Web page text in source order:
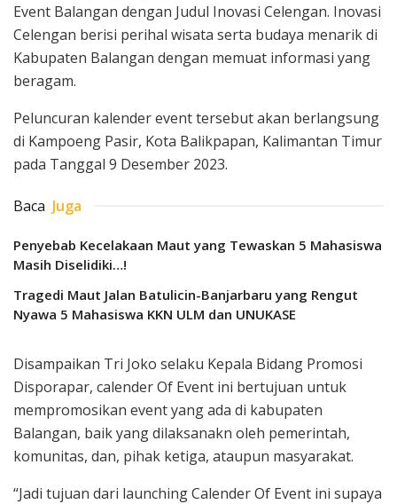
Event Balangan dengan Judul Inovasi Celengan. Inovasi
Celengan berisi perihal wisata serta budaya menarik di
Kabupaten Balangan dengan memuat informasi yang
beragam.
Peluncuran kalender event tersebut akan berlangsung
di Kampoeng Pasir, Kota Balikpapan, Kalimantan Timur
pada Tanggal 9 Desember 2023.
Baca Juga
Penyebab Kecelakaan Maut yang Tewaskan 5 Mahasiswa
Masih Diselidiki…!
Tragedi Maut Jalan Batulicin-Banjarbaru yang Rengut
Nyawa 5 Mahasiswa KKN ULM dan UNUKASE
Disampaikan Tri Joko selaku Kepala Bidang Promosi
Disporapar, calender Of Event ini bertujuan untuk
mempromosikan event yang ada di kabupaten
Balangan, baik yang dilaksanakn oleh pemerintah,
komunitas, dan, pihak ketiga, ataupun masyarakat.
“Jadi tujuan dari launching Calender Of Event ini supaya